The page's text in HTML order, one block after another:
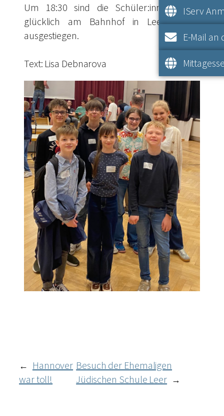
Um 18:30 sind die Schüler:innen dann
glücklich am Bahnhof in Leer wieder
ausgestiegen.
Text: Lisa Debnarova
←
Hannover
war toll!
Besuch der Ehemaligen
Jüdischen Schule Leer →
IServ
E-Mail an